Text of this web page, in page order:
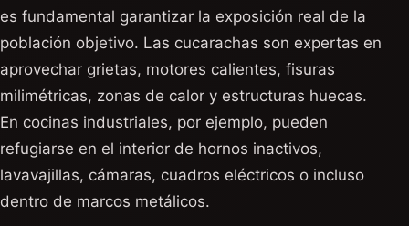
es fundamental garantizar la exposición real de la
población objetivo. Las cucarachas son expertas en
aprovechar grietas, motores calientes, fisuras
milimétricas, zonas de calor y estructuras huecas.
En cocinas industriales, por ejemplo, pueden
refugiarse en el interior de hornos inactivos,
lavavajillas, cámaras, cuadros eléctricos o incluso
dentro de marcos metálicos.